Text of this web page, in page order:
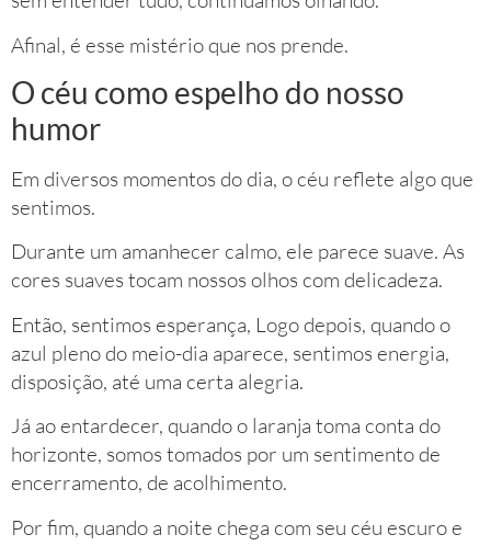
Afinal, é esse mistério que nos prende.
O céu como espelho do nosso
humor
Em diversos momentos do dia, o céu reflete algo que
sentimos.
Durante um amanhecer calmo, ele parece suave. As
cores suaves tocam nossos olhos com delicadeza.
Então, sentimos esperança, Logo depois, quando o
azul pleno do meio-dia aparece, sentimos energia,
disposição, até uma certa alegria.
Já ao entardecer, quando o laranja toma conta do
horizonte, somos tomados por um sentimento de
encerramento, de acolhimento.
Por fim, quando a noite chega com seu céu escuro e